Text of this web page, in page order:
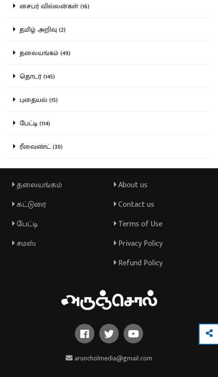
சைபர் வில்லன்கள் (16)
தமிழ் அறிவு (2)
தலையங்கம் (49)
தொடர் (145)
புதையல் (15)
பேட்டி (114)
ரீவைண்ட் (30)
தலையங்கம்
கட்டுரை
பேட்டி
சமஸ்
About us
Contact us
Terms of Use
Privacy Policy
Refund Policy
aruncholmedia@gmail.com